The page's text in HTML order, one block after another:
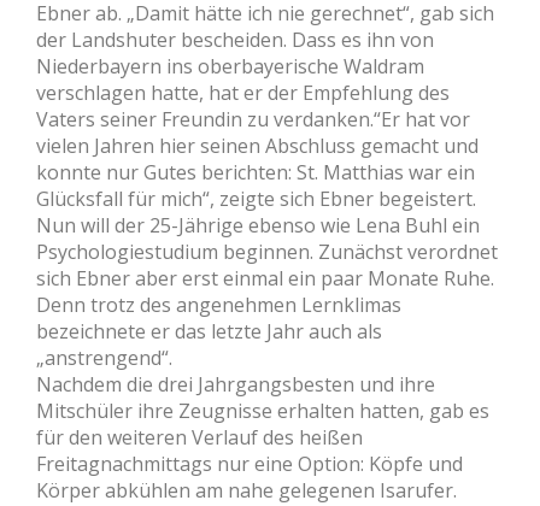
Ebner ab. „Damit hätte ich nie gerechnet“, gab sich
der Landshuter bescheiden. Dass es ihn von
Niederbayern ins oberbayerische Waldram
verschlagen hatte, hat er der Empfehlung des
Vaters seiner Freundin zu verdanken.“Er hat vor
vielen Jahren hier seinen Abschluss gemacht und
konnte nur Gutes berichten: St. Matthias war ein
Glücksfall für mich“, zeigte sich Ebner begeistert.
Nun will der 25-Jährige ebenso wie Lena Buhl ein
Psychologiestudium beginnen. Zunächst verordnet
sich Ebner aber erst einmal ein paar Monate Ruhe.
Denn trotz des angenehmen Lernklimas
bezeichnete er das letzte Jahr auch als
„anstrengend“.
Nachdem die drei Jahrgangsbesten und ihre
Mitschüler ihre Zeugnisse erhalten hatten, gab es
für den weiteren Verlauf des heißen
Freitagnachmittags nur eine Option: Köpfe und
Körper abkühlen am nahe gelegenen Isarufer.